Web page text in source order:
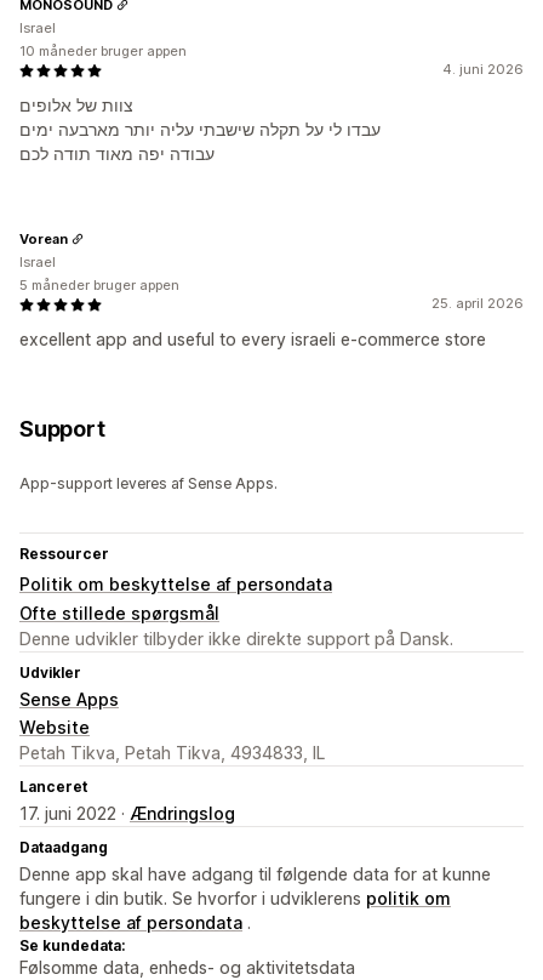
4. juni 2026
צוות של אלופים
עבדו לי על תקלה שישבתי עליה יותר מארבעה ימים
עבודה יפה מאוד תודה לכם
MONOSOUND
Israel
10 måneder bruger appen
25. april 2026
excellent app and useful to every israeli e-commerce store
Vorean
Israel
5 måneder bruger appen
Support
App-support leveres af Sense Apps.
Ressourcer
Politik om beskyttelse af persondata
Ofte stillede spørgsmål
Denne udvikler tilbyder ikke direkte support på Dansk.
Udvikler
Sense Apps
Website
Petah Tikva, Petah Tikva, 4934833, IL
Lanceret
17. juni 2022 · Ændringslog
Dataadgang
Denne app skal have adgang til følgende data for at kunne
fungere i din butik. Se hvorfor i udviklerens politik om
beskyttelse af persondata .
Se kundedata:
Følsomme data, enheds- og aktivitetsdata